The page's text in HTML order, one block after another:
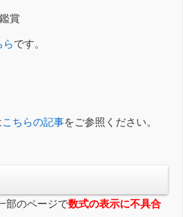
賞
らです。
こちらの記事をご参照ください。
部のページで数式の表示に不具合